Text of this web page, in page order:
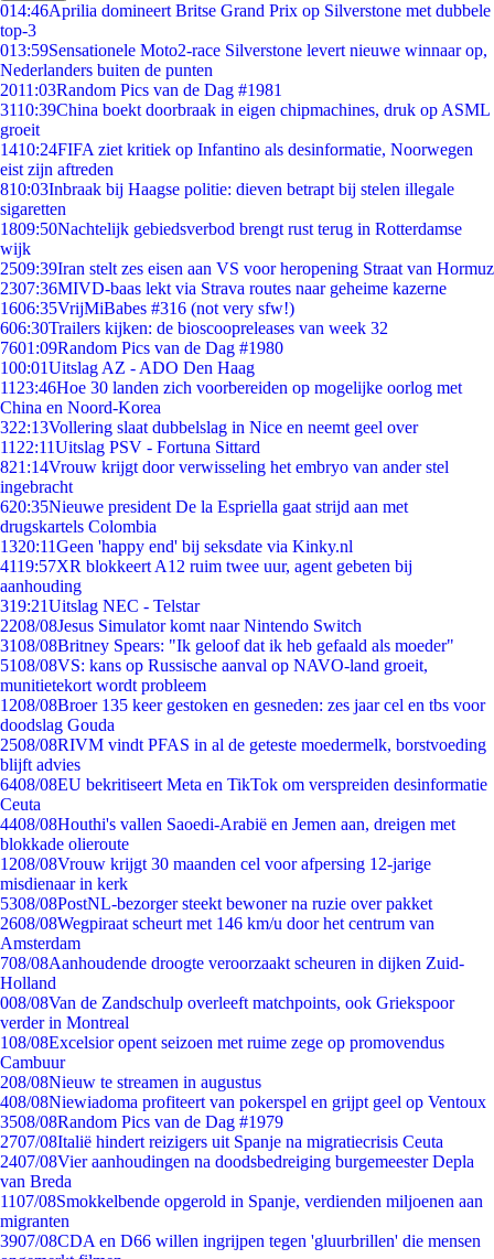
014:46Aprilia domineert Britse Grand Prix op Silverstone met dubbele
top-3
013:59Sensationele Moto2-race Silverstone levert nieuwe winnaar op,
Nederlanders buiten de punten
2011:03Random Pics van de Dag #1981
3110:39China boekt doorbraak in eigen chipmachines, druk op ASML
groeit
1410:24FIFA ziet kritiek op Infantino als desinformatie, Noorwegen
eist zijn aftreden
810:03Inbraak bij Haagse politie: dieven betrapt bij stelen illegale
sigaretten
1809:50Nachtelijk gebiedsverbod brengt rust terug in Rotterdamse
wijk
2509:39Iran stelt zes eisen aan VS voor heropening Straat van Hormuz
2307:36MIVD-baas lekt via Strava routes naar geheime kazerne
1606:35VrijMiBabes #316 (not very sfw!)
606:30Trailers kijken: de bioscoopreleases van week 32
7601:09Random Pics van de Dag #1980
100:01Uitslag AZ - ADO Den Haag
11 23:46Hoe 30 landen zich voorbereiden op mogelijke oorlog met
China en Noord-Korea
322:13Vollering slaat dubbelslag in Nice en neemt geel over
11 22:11Uitslag PSV - Fortuna Sittard
821:14Vrouw krijgt door verwisseling het embryo van ander stel
ingebracht
620:35Nieuwe president De la Espriella gaat strijd aan met
drugskartels Colombia
1320:11Geen 'happy end' bij seksdate via Kinky.nl
4119:57XR blokkeert A12 ruim twee uur, agent gebeten bij
aanhouding
319:21Uitslag NEC - Telstar
2208/08Jesus Simulator komt naar Nintendo Switch
3108/08Britney Spears: "Ik geloof dat ik heb gefaald als moeder"
5108/08VS: kans op Russische aanval op NAVO-land groeit,
munitietekort wordt probleem
1208/08Broer 135 keer gestoken en gesneden: zes jaar cel en tbs voor
doodslag Gouda
2508/08RIVM vindt PFAS in al de geteste moedermelk, borstvoeding
blijft advies
6408/08EU bekritiseert Meta en TikTok om verspreiden desinformatie
Ceuta
4408/08Houthi's vallen Saoedi-Arabië en Jemen aan, dreigen met
blokkade olieroute
1208/08Vrouw krijgt 30 maanden cel voor afpersing 12-jarige
misdienaar in kerk
5308/08PostNL-bezorger steekt bewoner na ruzie over pakket
2608/08Wegpiraat scheurt met 146 km/u door het centrum van
Amsterdam
708/08Aanhoudende droogte veroorzaakt scheuren in dijken Zuid-
Holland
008/08Van de Zandschulp overleeft matchpoints, ook Griekspoor
verder in Montreal
108/08Excelsior opent seizoen met ruime zege op promovendus
Cambuur
208/08Nieuw te streamen in augustus
408/08Niewiadoma profiteert van pokerspel en grijpt geel op Ventoux
3508/08Random Pics van de Dag #1979
2707/08Italië hindert reizigers uit Spanje na migratiecrisis Ceuta
2407/08Vier aanhoudingen na doodsbedreiging burgemeester Depla
van Breda
1107/08Smokkelbende opgerold in Spanje, verdienden miljoenen aan
migranten
3907/08CDA en D66 willen ingrijpen tegen 'gluurbrillen' die mensen